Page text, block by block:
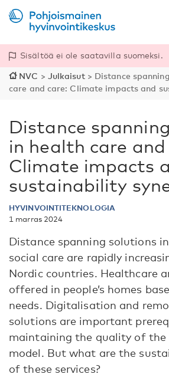
Sisältöä ei ole saatavilla suomeksi.
NVC > Julkaisut> Distance
care and care: Climate impacts and
Distance
in health care and
Climate impacts
sustainability
HYVINVOINTITEKNOLOGIA
1 marras 2024
Distance spanning solutions
social care are rapidly
Nordic countries. Healthcare
offered in people’s homes
needs. Digitalisation and
solutions are important
maintaining the quality of the
model. But what are the
of these services?